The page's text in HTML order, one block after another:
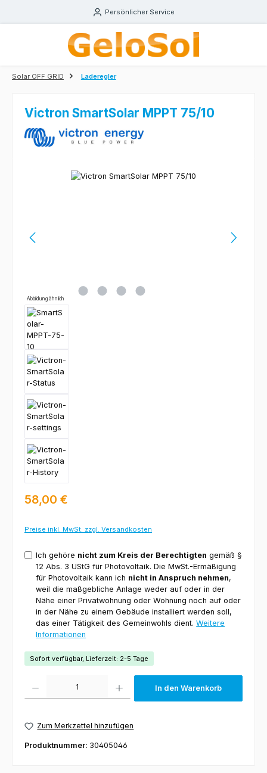
Zum Hauptinhalt springen Persönlicher Service
Solar OFF GRID Laderegler
Victron SmartSolar MPPT 75/10
Bildergalerie überspringen
Abbildung ähnlich
Regulärer Preis:
58,00 €
Preise inkl. MwSt. zzgl. Versandkosten
Ich gehöre nicht zum Kreis der Berechtigten gemäß §
12 Abs. 3 UStG für Photovoltaik. Die MwSt.-Ermäßigung
für Photovoltaik kann ich nicht in Anspruch nehmen,
weil die maßgebliche Anlage weder auf oder in der
Nähe einer Privatwohnung oder Wohnung noch auf oder
in der Nähe zu einem Gebäude installiert werden soll,
das einer Tätigkeit des Gemeinwohls dient.Weitere
Informationen
Sofort verfügbar, Lieferzeit: 2-5 Tage
In den Warenkorb
Zum Merkzettel hinzufügen
Produktnummer: 30405046